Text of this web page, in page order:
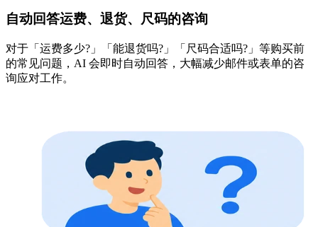
自动回答运费、退货、尺码的咨询
对于「运费多少?」「能退货吗?」「尺码合适吗?」等购买前
的常见问题，AI 会即时自动回答，大幅减少邮件或表单的咨
询应对工作。